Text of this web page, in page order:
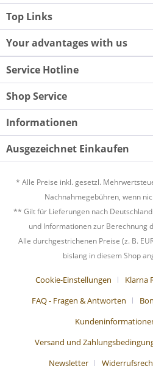
Top Links
Your advantages with us
Service Hotline
Shop Service
Informationen
Ausgezeichnet Einkaufen
* Alle Preise inkl. gesetzl.
Nachnahmegebühren, wenn
** Gilt für Lieferungen nach
und Informationen zur Berechnung
Alle durchgestrichenen Preise (z. B.
bislang in diesem Shop
Cookie-Einstellungen Klarna
FAQ - Fragen & Antworten
Versand und
Newsletter